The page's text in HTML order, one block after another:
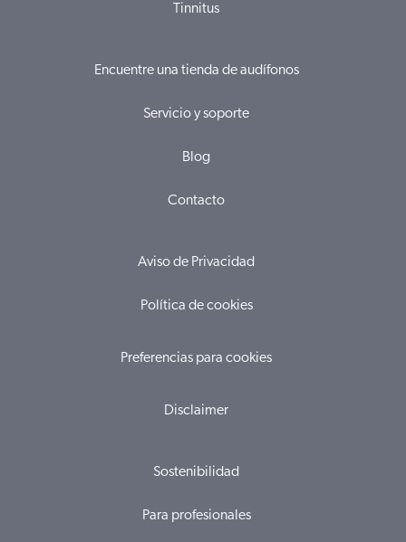
Tinnitus
Encuentre una tienda de audífonos
Servicio y soporte
Blog
Contacto
Aviso de Privacidad
Política de cookies
Preferencias para cookies
Disclaimer
Sostenibilidad
Para profesionales